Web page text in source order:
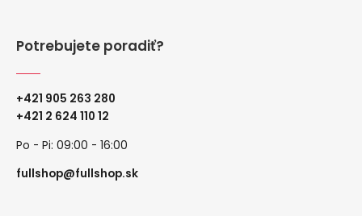
Potrebujete poradiť?
+421 905 263 280
+421 2 624 110 12
Po - Pi: 09:00 - 16:00
fullshop@fullshop.sk